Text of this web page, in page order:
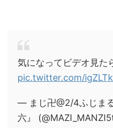
気になってビデオ見た
pic.twitter.com/
— まじ卍@2/4ふじま
六』